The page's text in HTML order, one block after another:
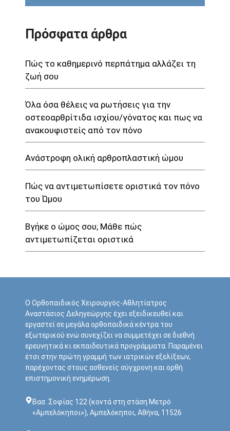
Πρόσφατα άρθρα
Πώς το καθημερινό περπάτημα αλλάζει τη
ζωή σου
Όλα όσα θέλεις να ρωτήσεις για την
οστεοαρθρίτιδα ισχίου/γόνατος και πως να
ανακουφιστείς από τον πόνο
Ανάστροφη ολική αρθροπλαστική ώμου
Πώς να αντιμετωπίσετε οριστικά τον πόνο
του Ώμου
Βγήκε ο ώμος σου; Μάθε πώς
αντιμετωπίζεται οριστικά
Ο Ορθοπαιδικός Χειρουργός-Αθλητίατρος
Αναστάσιος Δεληγεώργης έχει εξειδικευθεί και
εργαστεί σε μεγάλα ορθοπαιδικά κέντρα του
εξωτερικού ενώ συνεχίζει να συμμετέχει σε διεθνή
ερευνητικά κι εκπαιδευτικά προγράμματα. Παραμένει
έτσι στην πρώτη γραμμή των ιατρικών εξελίξεων,
παρέχοντας στους ασθενείς σύγχρονη και ορθή
επιστημονική ενημέρωση.
Bασ. Σοφίας 122 (κοντά στη στάση Μετρό
«Αμπελόκηποι»), Αμπελόκηποι, Αθήνα, 11526